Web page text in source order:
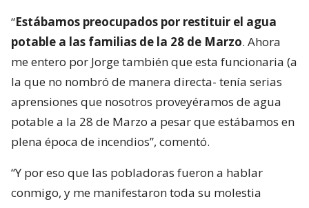
“Estábamos preocupados por restituir el agua
potable a las familias de la 28 de Marzo. Ahora
me entero por Jorge también que esta funcionaria (a
la que no nombró de manera directa- tenía serias
aprensiones que nosotros proveyéramos de agua
potable a la 28 de Marzo a pesar que estábamos en
plena época de incendios”, comentó.
“Y por eso que las pobladoras fueron a hablar
conmigo, y me manifestaron toda su molestia